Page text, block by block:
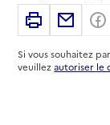
Imprimer
Si vous souhaitez
veuillezautoriser le